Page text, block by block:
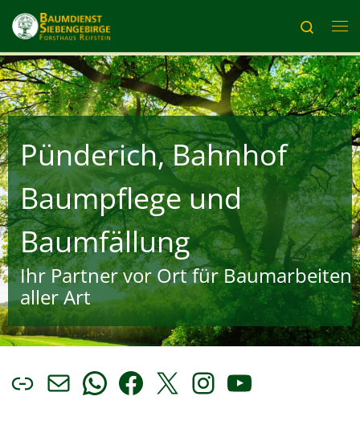
Zum Inhalt springen
Search
Pünderich, Bahnhof
Baumpflege und
Baumfällung
Ihr Partner vor Ort für Baumarbeiten
aller Art
LinkE-Mail
WhatsApp
Facebook
X Instagram
YouTube